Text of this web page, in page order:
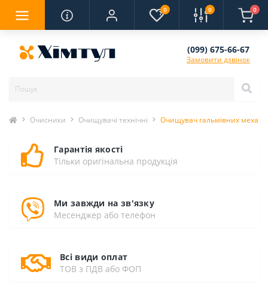
0 0 0
(099) 675-66-67
Замовити дзвінок
Очисники Очищувачі технічні Очищувач гальмівних
Гарантія якості
Тільки оригінальна продукція
Ми завжди на зв'язку
Месенджер або телефон
Всі види оплат
ТОВ з ПДВ або ФОП